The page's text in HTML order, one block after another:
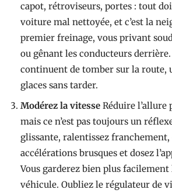
capot, rétroviseurs, portes : tout
voiture mal nettoyée, et c’est la
premier freinage, vous privant
ou gênant les conducteurs
continuent de tomber sur la route,
glaces sans tarder.
Modérez la vitesse Réduire l’allure
mais ce n’est pas toujours un
glissante, ralentissez franchement,
accélérations brusques et dosez
Vous garderez bien plus
véhicule. Oubliez le régulateur de